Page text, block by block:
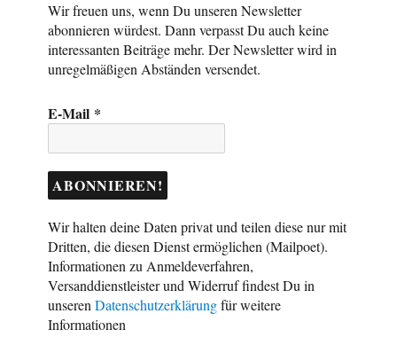
Wir freuen uns, wenn Du unseren Newsletter
abonnieren würdest. Dann verpasst Du auch keine
interessanten Beiträge mehr. Der Newsletter wird in
unregelmäßigen Abständen versendet.
E-Mail *
Wir halten deine Daten privat und teilen diese nur mit
Dritten, die diesen Dienst ermöglichen (Mailpoet).
Informationen zu Anmeldeverfahren,
Versanddienstleister und Widerruf findest Du in
unserenDatenschutzerklärungfür weitere
Informationen